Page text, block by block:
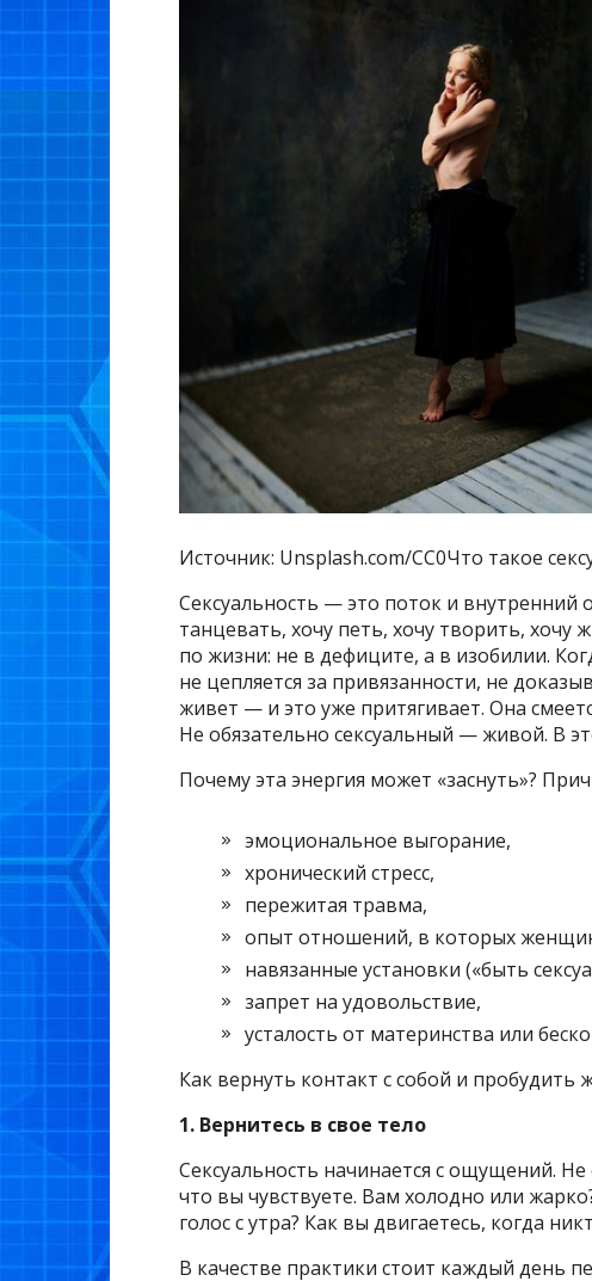
Источник: Unsplash.com/CC0Что такое
Сексуальность — это поток и внутренний
танцевать, хочу петь, хочу творить, хочу
по жизни: не в дефиците, а в изобилии.
не цепляется за привязанности, не
живет — и это уже притягивает. Она
Не обязательно сексуальный — живой. В
Почему эта энергия может «заснуть»?
эмоциональное выгорание,
хронический стресс,
пережитая травма,
опыт отношений, в которых
навязанные установки («быть
запрет на удовольствие,
усталость от материнства или
Как вернуть контакт с собой и пробудить
1. Вернитесь в свое тело
Сексуальность начинается с ощущений. Не
что вы чувствуете. Вам холодно или
голос с утра? Как вы двигаетесь, когда
В качестве практики стоит каждый день